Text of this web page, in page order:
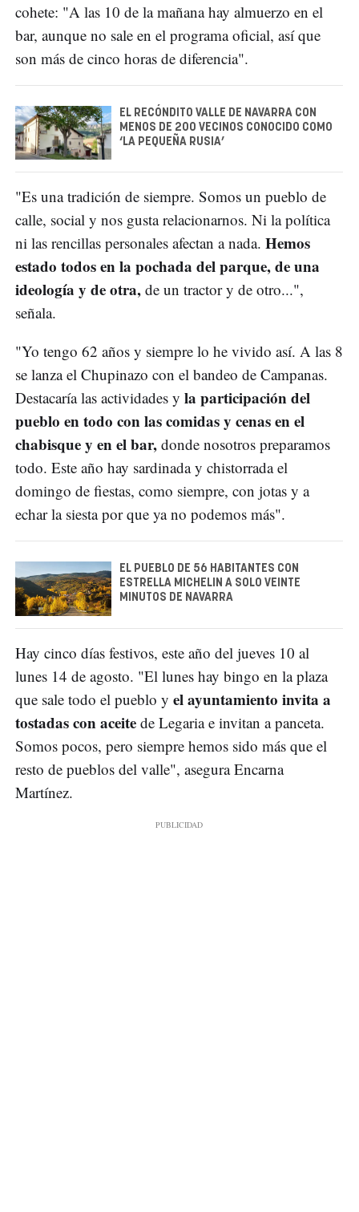
cohete: "A las 10 de la mañana hay almuerzo en el
bar, aunque no sale en el programa oficial, así que
son más de cinco horas de diferencia".
EL RECÓNDITO VALLE DE NAVARRA CON
MENOS DE 200 VECINOS CONOCIDO COMO
‘LA PEQUEÑA RUSIA’
"Es una tradición de siempre. Somos un pueblo de
calle, social y nos gusta relacionarnos. Ni la política
ni las rencillas personales afectan a nada. Hemos
estado todos en la pochada del parque, de una
ideología y de otra, de un tractor y de otro...",
señala.
"Yo tengo 62 años y siempre lo he vivido así. A las 8
se lanza el Chupinazo con el bandeo de Campanas.
Destacaría las actividades y la participación del
pueblo en todo con las comidas y cenas en el
chabisque y en el bar, donde nosotros preparamos
todo. Este año hay sardinada y chistorrada el
domingo de fiestas, como siempre, con jotas y a
echar la siesta por que ya no podemos más".
EL PUEBLO DE 56 HABITANTES CON
ESTRELLA MICHELIN A SOLO VEINTE
MINUTOS DE NAVARRA
Hay cinco días festivos, este año del jueves 10 al
lunes 14 de agosto. "El lunes hay bingo en la plaza
que sale todo el pueblo y el ayuntamiento invita a
tostadas con aceite de Legaria e invitan a panceta.
Somos pocos, pero siempre hemos sido más que el
resto de pueblos del valle", asegura Encarna
Martínez.